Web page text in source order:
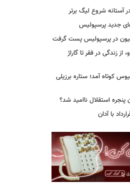
آستانه شروع لیگ برتر
جدید پرسپولیس
در پرسپولیس پست گرفت
زندگی در فقر تا گاراژ
کوتاه آمد؛ ستاره برزیلی
استقلال ناامید شد؟
با آدان